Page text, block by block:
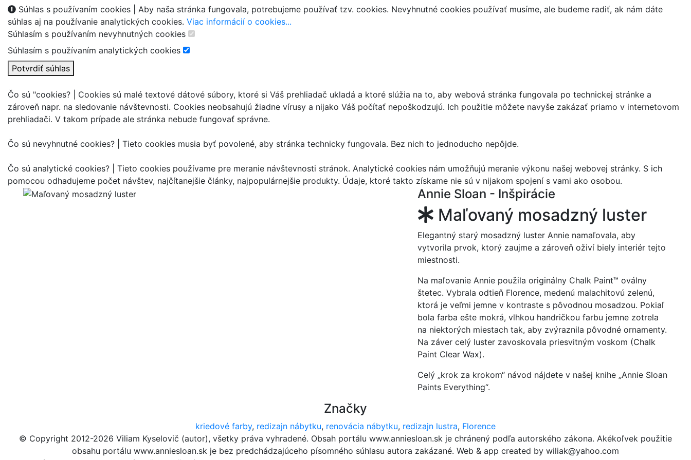
Súhlas s používaním cookies | Aby naša stránka fungovala, potrebujeme používať tzv. cookies. Nevyhnutné cookies používať musíme, ale budeme radiť, ak nám dáte
súhlas aj na používanie analytických cookies. Viac informácií o cookies...
Súhlasím s používaním nevyhnutných cookies
Súhlasím s používaním analytických cookies
Potvrdiť súhlas
Čo sú "cookies? | Cookies sú malé textové dátové súbory, ktoré si Váš prehliadač ukladá a ktoré slúžia na to, aby webová stránka fungovala po technickej stránke a
zároveň napr. na sledovanie návštevnosti. Cookies neobsahujú žiadne vírusy a nijako Váš počítať nepoškodzujú. Ich použitie môžete navyše zakázať priamo v internetovom
prehliadači. V takom prípade ale stránka nebude fungovať správne.
Čo sú nevyhnutné cookies? | Tieto cookies musia byť povolené, aby stránka technicky fungovala. Bez nich to jednoducho nepôjde.
Čo sú analytické cookies? | Tieto cookies používame pre meranie návštevnosti stránok. Analytické cookies nám umožňujú meranie výkonu našej webovej stránky. S ich
pomocou odhadujeme počet návštev, najčítanejšie články, najpopulárnejšie produkty. Údaje, ktoré takto získame nie sú v nijakom spojení s vami ako osobou.
Annie Sloan - Inšpirácie
Maľovaný mosadzný luster
Elegantný starý mosadzný luster Annie namaľovala, aby
vytvorila prvok, ktorý zaujme a zároveň oživí biely interiér tejto
miestnosti.
Na maľovanie Annie použila originálny Chalk Paint™ oválny
štetec. Vybrala odtieň Florence, medenú malachitovú zelenú,
ktorá je veľmi jemne v kontraste s pôvodnou mosadzou. Pokiaľ
bola farba ešte mokrá, vlhkou handričkou farbu jemne zotrela
na niektorých miestach tak, aby zvýraznila pôvodné ornamenty.
Na záver celý luster zavoskovala priesvitným voskom (Chalk
Paint Clear Wax).
Celý „krok za krokom“ návod nájdete v našej knihe „Annie Sloan
Paints Everything“.
Značky
kriedové farby, redizajn nábytku, renovácia nábytku, redizajn lustra, Florence
© Copyright 2012-2026 Viliam Kyselovič (autor), všetky práva vyhradené. Obsah portálu www.anniesloan.sk je chránený podľa autorského zákona. Akékoľvek použitie
obsahu portálu www.anniesloan.sk je bez predchádzajúceho písomného súhlasu autora zakázané. Web & app created by wiliak@yahoo.com